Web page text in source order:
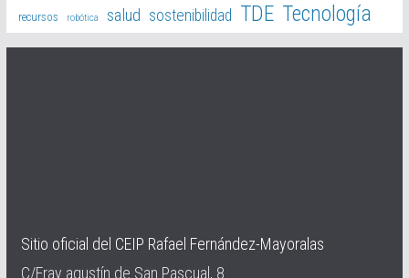
recursos robótica salud sostenibilidad TDE Tecnología
Sitio oficial del CEIP Rafael Fernández-Mayoralas
C/Fray agustín de San Pascual, 8